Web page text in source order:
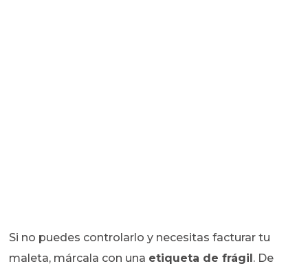
Si no puedes controlarlo y necesitas facturar tu
maleta, márcala con una etiqueta de frágil . De